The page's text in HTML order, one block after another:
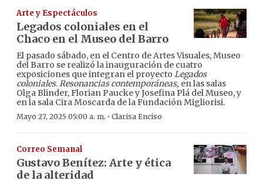
Arte y Espectáculos
Legados coloniales en el
Chaco en el Museo del Barro
El pasado sábado, en el Centro de Artes Visuales, Museo
del Barro se realizó la inauguración de cuatro
exposiciones que integran el proyecto Legados
coloniales.Resonancias contemporáneas, en las salas
Olga Blinder, Florian Paucke y Josefina Plá del Museo, y
en la sala Cira Moscarda de la Fundación Migliorisi.
Mayo 27, 2025 05:00 a. m. · Clarisa Enciso
Correo Semanal
Gustavo Benítez: Arte y ética
de la alteridad